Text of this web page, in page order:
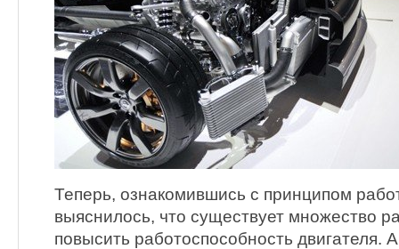
Теперь, ознакомившись с принципом
выяснилось, что существует множество
повысить работоспособность двигателя.